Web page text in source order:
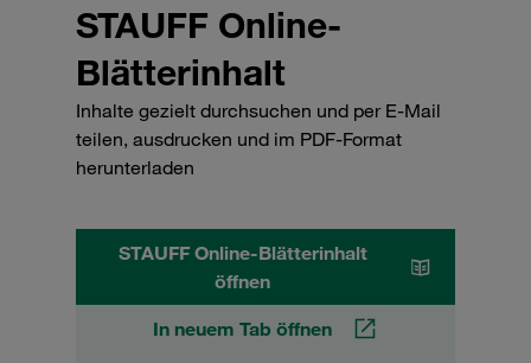
STAUFF Online-
Blätterinhalt
Inhalte gezielt durchsuchen und per E-Mail
teilen, ausdrucken und im PDF-Format
herunterladen
STAUFF Online-Blätterinhalt
öffnen
In neuem Tab öffnen